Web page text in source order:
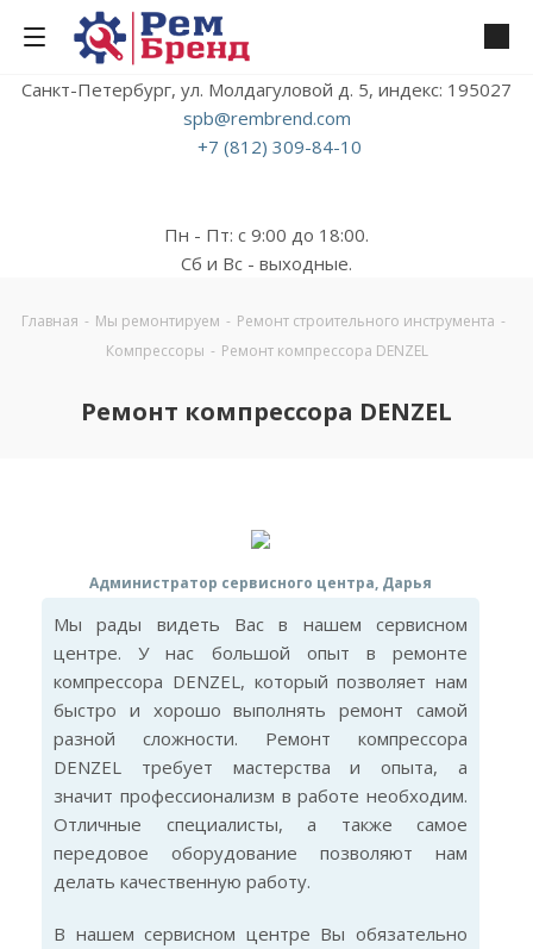
Санкт-Петербург, ул. Молдагуловой д. 5, индекс: 195027
spb@rembrend.com
+7 (812) 309-84-10
Пн - Пт: с 9:00 до 18:00.
Сб и Вс - выходные.
Главная - Мы ремонтируем - Ремонт строительного инструмента -
Компрессоры - Ремонт компрессора DENZEL
Ремонт компрессора DENZEL
Администратор сервисного центра, Дарья
Мы рады видеть Вас в нашем сервисном
центре. У нас большой опыт в ремонте
компрессора DENZEL, который позволяет нам
быстро и хорошо выполнять ремонт самой
разной сложности. Ремонт компрессора
DENZEL требует мастерства и опыта, а
значит профессионализм в работе необходим.
Отличные специалисты, а также самое
передовое оборудование позволяют нам
делать качественную работу.
В нашем сервисном центре Вы обязательно